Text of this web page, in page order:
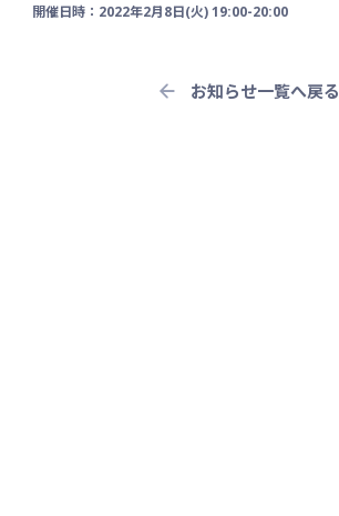
開催日時：2022年2⽉8⽇(⽕) 19:00-20:00
お知らせ一覧へ戻る